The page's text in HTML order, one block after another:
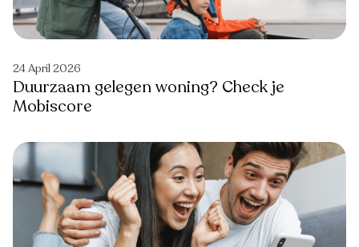
24 April 2026
Duurzaam gelegen woning? Check je
Mobiscore